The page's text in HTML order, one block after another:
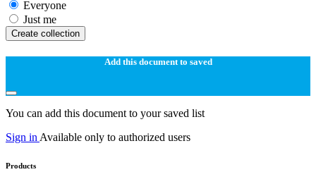
Everyone
Just me
Create collection
Add this document to saved
You can add this document to your saved list
Sign in Available only to authorized users
Products